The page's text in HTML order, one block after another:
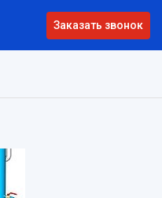
Заказать звонок